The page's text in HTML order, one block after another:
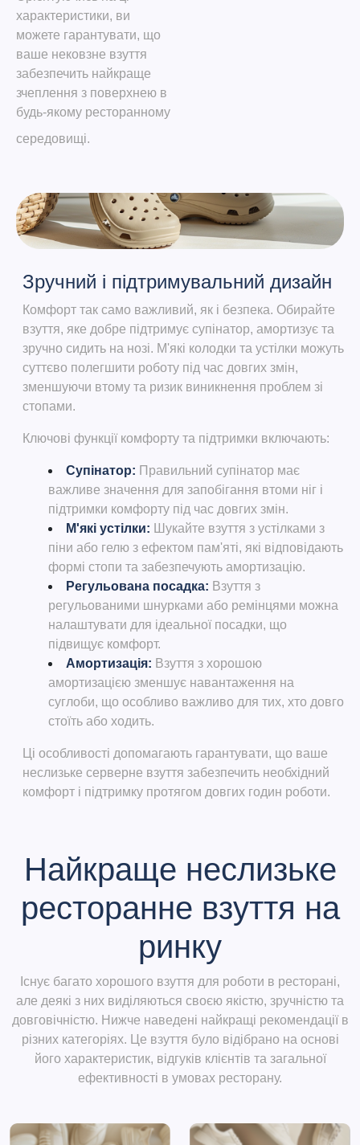
характеристики, ви
можете гарантувати, що
ваше нековзне взуття
забезпечить найкраще
зчеплення з поверхнею в
будь-якому ресторанному
середовищі.
Зручний і підтримувальний дизайн
Комфорт так само важливий, як і безпека. Обирайте
взуття, яке добре підтримує супінатор, амортизує та
зручно сидить на нозі. М'які колодки та устілки можуть
суттєво полегшити роботу під час довгих змін,
зменшуючи втому та ризик виникнення проблем зі
стопами.
Ключові функції комфорту та підтримки включають:
Супінатор: Правильний супінатор має
важливе значення для запобігання втоми ніг і
підтримки комфорту під час довгих змін.
М'які устілки: Шукайте взуття з устілками з
піни або гелю з ефектом пам'яті, які відповідають
формі стопи та забезпечують амортизацію.
Регульована посадка: Взуття з
регульованими шнурками або ремінцями можна
налаштувати для ідеальної посадки, що
підвищує комфорт.
Амортизація: Взуття з хорошою
амортизацією зменшує навантаження на
суглоби, що особливо важливо для тих, хто довго
стоїть або ходить.
Ці особливості допомагають гарантувати, що ваше
неслизьке серверне взуття забезпечить необхідний
комфорт і підтримку протягом довгих годин роботи.
Найкраще неслизьке
ресторанне взуття на
ринку
Існує багато хорошого взуття для роботи в ресторані,
але деякі з них виділяються своєю якістю, зручністю та
довговічністю. Нижче наведені найкращі рекомендації в
різних категоріях. Це взуття було відібрано на основі
його характеристик, відгуків клієнтів та загальної
ефективності в умовах ресторану.